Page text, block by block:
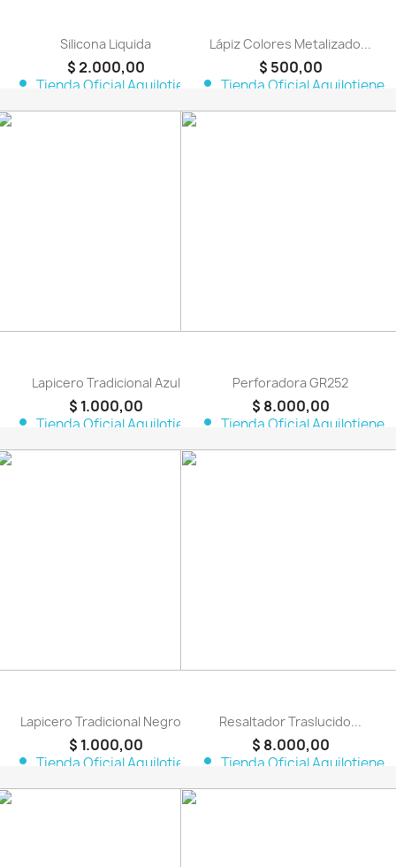
Silicona Liquida
$ 2.000,00
person Tienda Oficial Aquilotiene
Lápiz Colores Metalizado...
$ 500,00
person Tienda Oficial Aquilotiene
Lapicero Tradicional Azul
$ 1.000,00
person Tienda Oficial Aquilotiene
Perforadora GR252
$ 8.000,00
person Tienda Oficial Aquilotiene
Lapicero Tradicional Negro...
$ 1.000,00
person Tienda Oficial Aquilotiene
Resaltador Traslucido...
$ 8.000,00
person Tienda Oficial Aquilotiene